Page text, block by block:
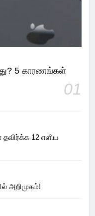
5 காரணங்கள்
01
தவிர்க்க 12 எளிய
அறிமுகம்!